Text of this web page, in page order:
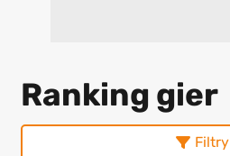
Ranking gier
Filtry